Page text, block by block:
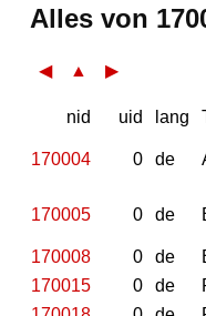
Alles von
◀ ▲ ▶
nid uid lang
170004 0 de
170005 0 de
170008
0 de
170015
0 de